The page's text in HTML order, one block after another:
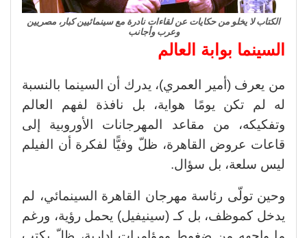
الكتاب لا يخلو من حكايات عن لقاءات نادرة مع سينمائيين كبار، مصريين
وعرب وأجانب
السينما بوابة العالم
من يعرف (أمير العمري)، يدرك أن السينما بالنسبة
له لم تكن يومًا هواية، بل نافذة لفهم العالم
وتفكيكه، من مقاعد المهرجانات الأوروبية إلى
قاعات عروض القاهرة، ظلّ وفيًّا لفكرة أن الفيلم
ليس سلعة، بل سؤال.
وحين تولّى رئاسة مهرجان القاهرة السينمائي، لم
يدخل كموظف، بل كـ (سينيفيل) يحمل رؤية، ورغم